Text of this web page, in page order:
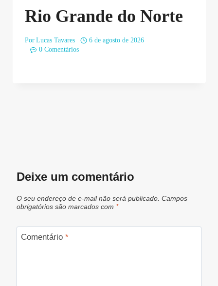
Rio Grande do Norte
Por Lucas Tavares
6 de agosto de 2026
0 Comentários
Deixe um comentário
O seu endereço de e-mail não será publicado. Campos
obrigatórios são marcados com *
Comentário *